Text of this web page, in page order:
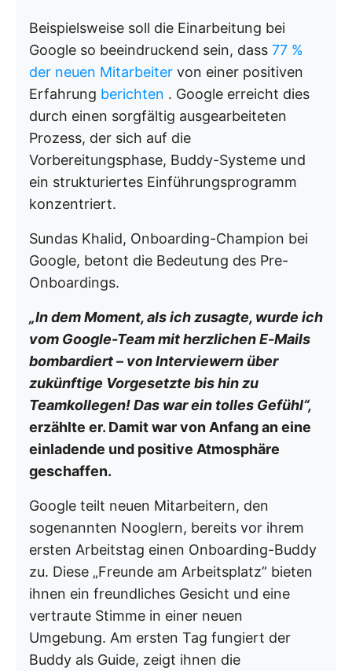
Beispielsweise soll die Einarbeitung bei
Google so beeindruckend sein, dass 77 %
der neuen Mitarbeiter von einer positiven
Erfahrung berichten . Google erreicht dies
durch einen sorgfältig ausgearbeiteten
Prozess, der sich auf die
Vorbereitungsphase, Buddy-Systeme und
ein strukturiertes Einführungsprogramm
konzentriert.
Sundas Khalid, Onboarding-Champion bei
Google, betont die Bedeutung des Pre-
Onboardings.
„In dem Moment, als ich zusagte, wurde ich
vom Google-Team mit herzlichen E-Mails
bombardiert – von Interviewern über
zukünftige Vorgesetzte bis hin zu
Teamkollegen! Das war ein tolles Gefühl“,
erzählte er. Damit war von Anfang an eine
einladende und positive Atmosphäre
geschaffen.
Google teilt neuen Mitarbeitern, den
sogenannten Nooglern, bereits vor ihrem
ersten Arbeitstag einen Onboarding-Buddy
zu. Diese „Freunde am Arbeitsplatz” bieten
ihnen ein freundliches Gesicht und eine
vertraute Stimme in einer neuen
Umgebung. Am ersten Tag fungiert der
Buddy als Guide, zeigt ihnen die